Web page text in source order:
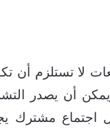
لا تستلزم أن
أن يصدر
اجتماع مشترك